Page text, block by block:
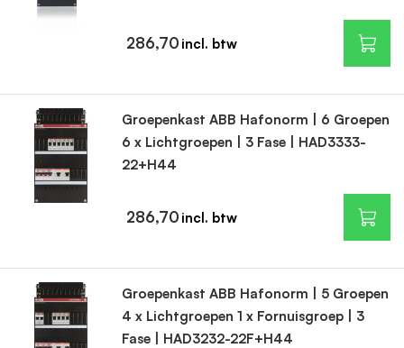
286,70
Groepenkast ABB Hafonorm | 6 Groepen
6 x Lichtgroepen | 3 Fase | HAD3333-
22+H44
286,70
Groepenkast ABB Hafonorm | 5 Groepen
4 x Lichtgroepen 1 x Fornuisgroep | 3
Fase | HAD3232-22F+H44